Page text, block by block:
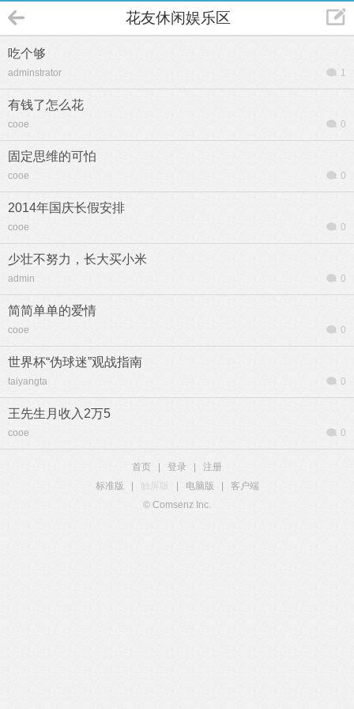
花友休闲娱乐区
吃个够
adminstrator 1
有钱了怎么花
cooe 0
固定思维的可怕
cooe 0
2014年国庆长假安排
cooe 0
少壮不努力，长大买小米
admin 0
简简单单的爱情
cooe 0
世界杯“伪球迷”观战指南
taiyangta 0
王先生月收入2万5
cooe 0
首页 登录
注册
标准版
触屏版 电脑版
客户端
© Comsenz Inc.